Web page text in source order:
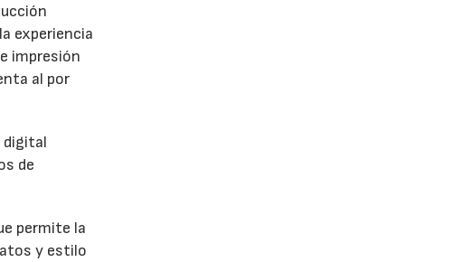
experiencia
impresión
al por
digital
de
permite la
y estilo